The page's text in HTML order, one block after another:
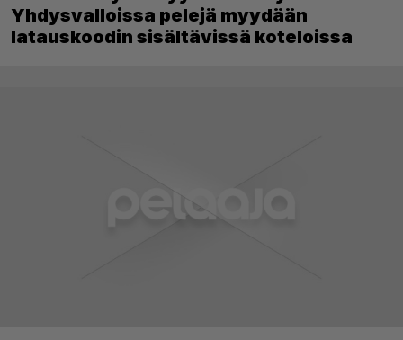
Yhdysvalloissa pelejä myydään
latauskoodin sisältävissä koteloissa